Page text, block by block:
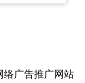
络广告推广网站